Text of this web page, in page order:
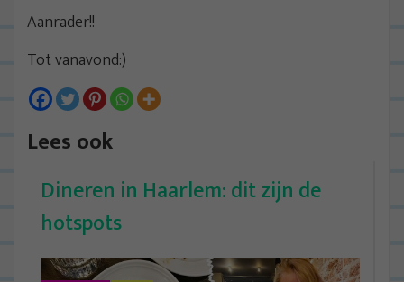
Aanrader!!
Tot vanavond:)
Lees ook
Dineren in Haarlem: dit zijn de
hotspots